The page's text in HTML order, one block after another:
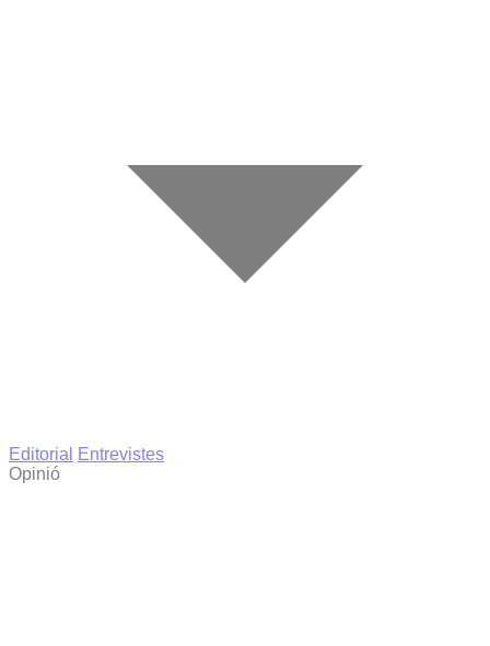
Editorial
Entrevistes
Opinió